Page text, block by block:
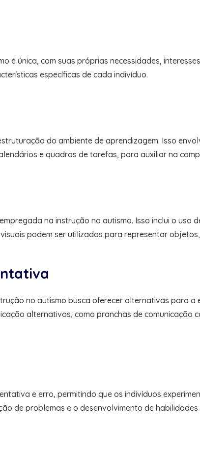
é única, com suas próprias necessidades,
específicas de cada indivíduo.
do ambiente de aprendizagem. Isso
e quadros de tarefas, para auxiliar na
na instrução no autismo. Isso inclui o uso
podem ser utilizados para representar
no autismo busca oferecer alternativas para
alternativos, como pranchas de comunicação
e erro, permitindo que os indivíduos
de problemas e o desenvolvimento de